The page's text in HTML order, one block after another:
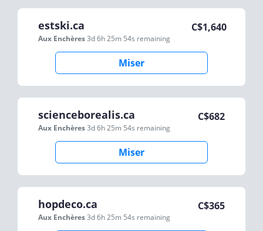
estski.ca
Aux Enchères3d 6h 25m 54s remaining
C$1,640
Miser
scienceborealis.ca
Aux Enchères3d 6h 25m 54s remaining
C$682
Miser
hopdeco.ca
Aux Enchères3d 6h 25m 54s remaining
C$365